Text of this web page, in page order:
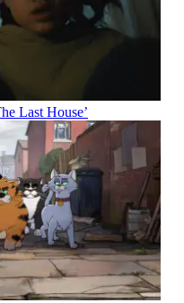
Last House’